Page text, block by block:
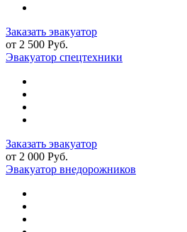
Заказать эвакуатор
от 2 500 Руб.
Эвакуатор спецтехники
Заказать эвакуатор
от 2 000 Руб.
Эвакуатор внедорожников